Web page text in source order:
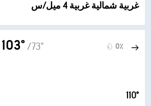
غربية شمالية غربية 4 ميل/س
103° /73° 0٪
110°